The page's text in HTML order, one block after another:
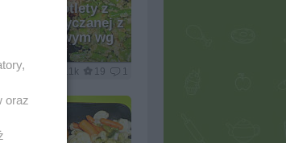
lub kotlety z
i kaszy gryczanej z
grzybowym wg
7.1k 19 1
oraz